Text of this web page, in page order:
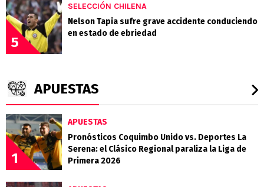
5
SELECCIÓN CHILENA
Nelson Tapia sufre grave accidente conduciendo
en estado de ebriedad
APUESTAS
1
APUESTAS
Pronósticos Coquimbo Unido vs. Deportes La
Serena: el Clásico Regional paraliza la Liga de
Primera 2026